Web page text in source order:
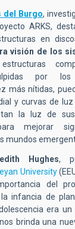
del Burgo,
ARKS,
en
visión de los
por
más nítidas,
y curvas de
la luz de
mejorar
mundos
Hughes,
University
del
infancia de
era un
brinda una